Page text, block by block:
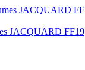
JACQUARD FF19